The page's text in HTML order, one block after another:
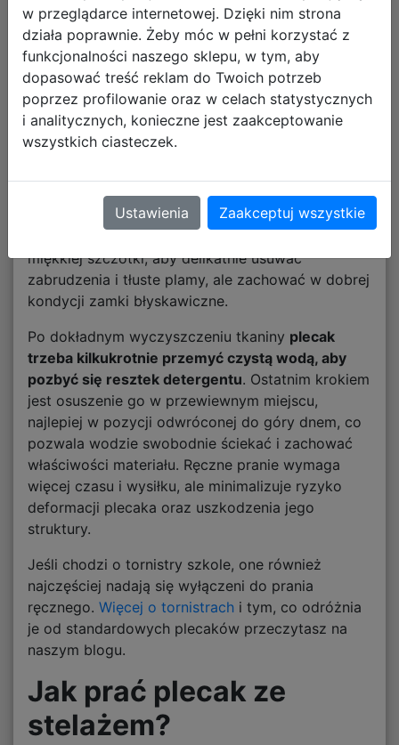
Jak prać plecak
ręcznie?
Jeśli plecak turystyczny lub plecak szkolnynie
nadaje się do prania w pralce, warto przekonać
się do prania ręcznego. Najpierw
przykład mydło, płyn do naczyń lub proszek do
prania ubrań sportowych
. Do czyszczenia
miękkiej szczotki, aby delikatnie usuwać
zabrudzenia i tłuste plamy, ale zachować w dobrej
kondycji zamki błyskawiczne.
Po dokładnym wyczyszczeniu tkaniny plecak
trzeba kilkukrotnie przemyć czystą wodą, aby
pozbyć się resztek detergentu. Ostatnim krokiem
jest osuszenie go w przewiewnym miejscu,
najlepiej w pozycji odwróconej do góry dnem, co
pozwala wodzie swobodnie ściekać i zachować
właściwości materiału. Ręczne pranie wymaga
więcej czasu i wysiłku, ale minimalizuje ryzyko
deformacji plecaka oraz uszkodzenia jego
struktury.
Jeśli chodzi o tornistry szkole, one również
najczęściej nadają się wyłączeni do prania
ręcznego. Więcej o tornistrach i tym, co odróżnia
je od standardowych plecaków przeczytasz na
naszym blogu.
Jak prać plecak ze
stelażem?
w przeglądarce internetowej. Dzięki nim strona
działa poprawnie. Żeby móc w pełni korzystać z
funkcjonalności naszego sklepu, w tym, aby
dopasować treść reklam do Twoich potrzeb
poprzez profilowanie oraz w celach statystycznych
i analitycznych, konieczne jest zaakceptowanie
wszystkich ciasteczek.
Ustawienia Zaakceptuj wszystkie